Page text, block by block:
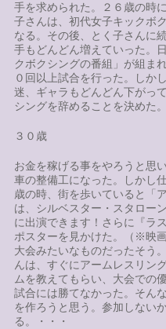
手を求められた。２６歳の時
子さんは、初代女子キックボ
なる。その後、とく子さんに
手もどんどん増えていった。
クボクシングの番組」が組ま
０回以上試合を行った。しか
迷、ギャラもどんどん下がっ
シングを辞めることを決めた。
３０歳
お金を稼げる事をやろうと思
車の整備工になった。しかし
歳の時、街を歩いていると「
は、シルベスター・スタロー
に出演できます！さらに『ラ
ポスターを見かけた。（※映
大会みたいなものだったそう
んは、すぐにアームレスリン
ムを教えてもらい、大会での
試合には勝てなかった。そん
を作ろうと思う。参加しない
る。・・・